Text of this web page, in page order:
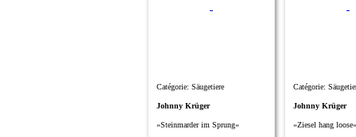
Catégorie: Säugetiere
Johnny Krüger
»Steinmarder im Sprung«
Catégorie:
Johnny Krüger
»Ziesel hang loose«